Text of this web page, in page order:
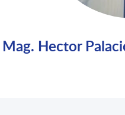
Mag. Hector